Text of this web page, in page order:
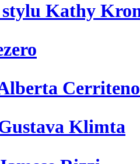
stylu Kathy
Cerriteno
Klimta